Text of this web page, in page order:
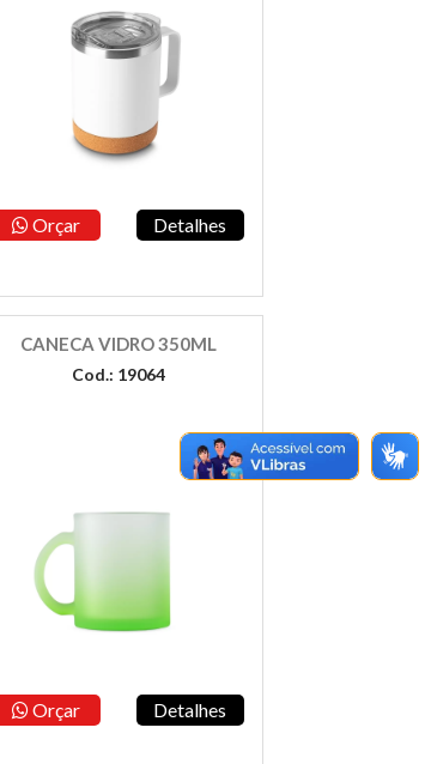
Orçar Detalhes
CANECA VIDRO 350ML
Cod.: 19064
Orçar Detalhes